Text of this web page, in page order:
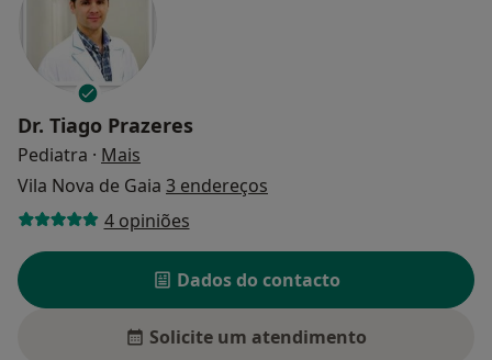
Dr. Tiago Prazeres
Pediatra · Mais
Vila Nova de Gaia 3 endereços
4 opiniões
Dados do contacto
Solicite um atendimento